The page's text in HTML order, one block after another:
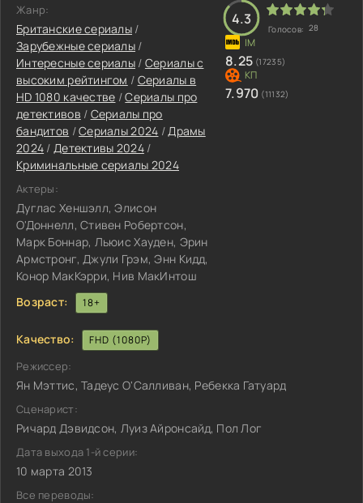
Жанр:
Британские сериалы /
Зарубежные сериалы /
Интересные сериалы / Сериалы с
высоким рейтингом / Сериалы в
HD 1080 качестве /Сериалы про
детективов / Сериалы про
бандитов /Сериалы 2024 /Драмы
2024 / Детективы 2024/
Криминальные сериалы 2024
Актеры:
Дуглас Хеншэлл, Элисон
О'Доннелл, Стивен Робертсон,
Марк Боннар, Льюис Хауден, Эрин
Армстронг, Джули Грэм, Энн Кидд,
Конор МакКэрри, Нив МакИнтош
Возраст:
18+
4.3
Голосов: 28
8.25 (17235)
7.970 (11132)
Качество: FHD (1080P)
Режиссер:
Ян Мэттис, Тадеус О'Салливан, Ребекка Гатуард
Сценарист:
Ричард Дэвидсон, Луиз Айронсайд, Пол Лог
Дата выхода 1-й серии:
10 марта 2013
Все переводы: